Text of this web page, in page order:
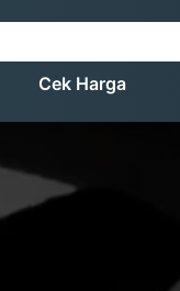
Cek Harga